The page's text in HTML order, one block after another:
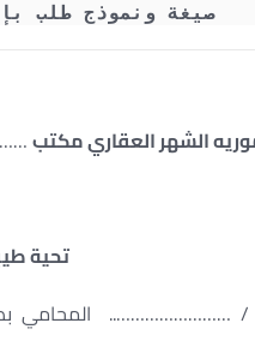
صيغة ونموذج طلب
الشهر العقاري مكتب
تحية
/ ……………………..